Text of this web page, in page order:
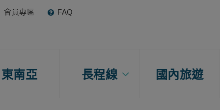
會員專區 FAQ
東南亞 長程線 國內旅遊